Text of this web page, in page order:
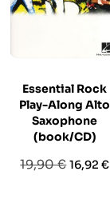
Essential Rock
Play-Along Alto
Saxophone
(book/CD)
Prezzo
19,90 €Prezzo
16,92 €